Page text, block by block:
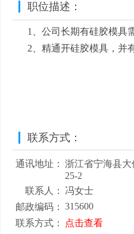
职位描述：
1、公司长期有硅胶模具
2、精通开硅胶模具，并
联系方式：
通讯地址：
浙江省宁海县
25-2
联系人：
冯女士
邮政编码：
315600
联系方式：
点击查看